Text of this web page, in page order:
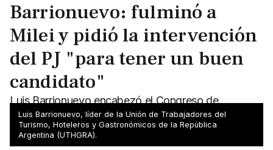
Barrionuevo: fulminó a
Milei y pidió la intervención
del PJ "para tener un buen
candidato"
Luis Barrionuevo encabezó el Congreso de
UTHGRA en Mar del Plata y lanzó duras críticas al
ajuste y la política laboral del gobierno de Milei.
Luis Barrionuevo, líder de la Unión de Trabajadores del
Turismo, Hoteleros y Gastronómicos de la República
Argentina (UTHGRA).